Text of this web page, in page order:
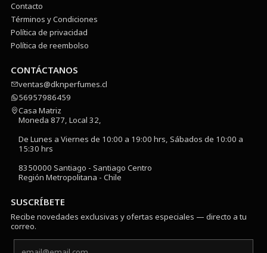
Contacto
Términos y Condiciones
Política de privacidad
Política de reembolso
CONTÁCTANOS
ventas@dknperfumes.cl
56957986459
Casa Matriz
Moneda 877, Local 32,
De Lunes a Viernes de 10:00 a 19:00 hrs, Sábados de 10:00 a
15:30 hrs
8350000 Santiago - Santiago Centro
Región Metropolitana - Chile
SUSCRÍBETE
Recibe novedades exclusivas y ofertas especiales — directo a tu
correo.